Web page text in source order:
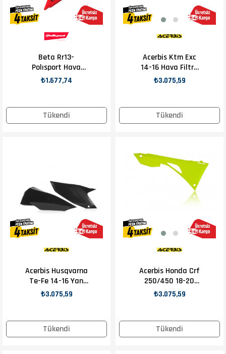
Tükendi
Beta Rr13-
Polısport Hava
Filtre Kapakları
₺1.677,74
Tükendi
Acerbis Ktm Exc
14-16 Hava Filtre
Kapağı
₺3.075,59
Tükendi
Acerbis Husqvarna
Te-Fe 14-16 Yan
Numaratör Siyah
₺3.075,59
Tükendi
Acerbis Honda Crf
250/450 18-20
Hava Filtre Kapağı
₺3.075,59